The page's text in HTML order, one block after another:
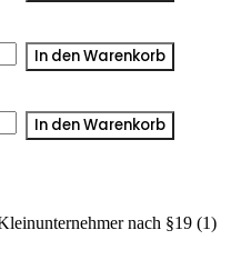
In den Warenkorb
In den Warenkorb
nach §19 (1)